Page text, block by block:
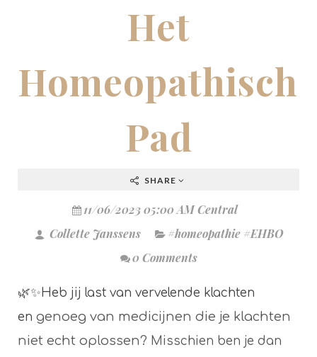
Het
Homeopathische
Pad
SHARE
11/06/2023 05:00 AM Central
Collette Janssens
#homeopathie #EHBO
0 Comments
🌿✨ Heb jij last van vervelende klachten
en genoeg van medicijnen die je klachten
niet echt oplossen? Misschien ben je dan